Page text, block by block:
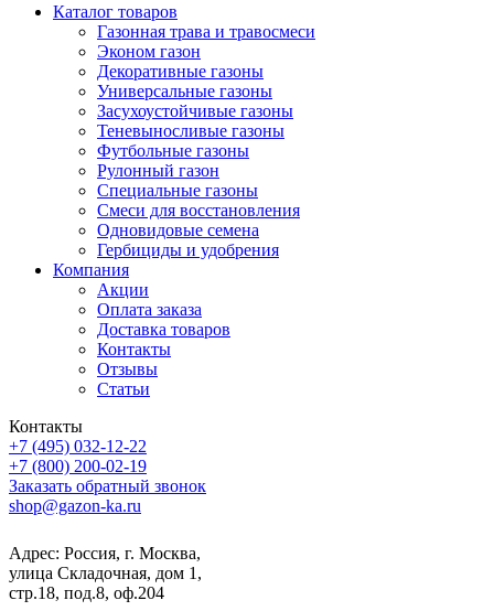
Каталог товаров
Газонная трава и травосмеси
Эконом газон
Декоративные газоны
Универсальные газоны
Засухоустойчивые газоны
Теневыносливые газоны
Футбольные газоны
Рулонный газон
Специальные газоны
Смеси для восстановления
Одновидовые семена
Гербициды и удобрения
Компания
Акции
Оплата заказа
Доставка товаров
Контакты
Отзывы
Статьи
Контакты
+7 (495) 032-12-22
+7 (800) 200-02-19
Заказать обратный звонок
shop@gazon-ka.ru
Адрес: Россия, г. Москва,
улица Складочная, дом 1,
стр.18, под.8, оф.204